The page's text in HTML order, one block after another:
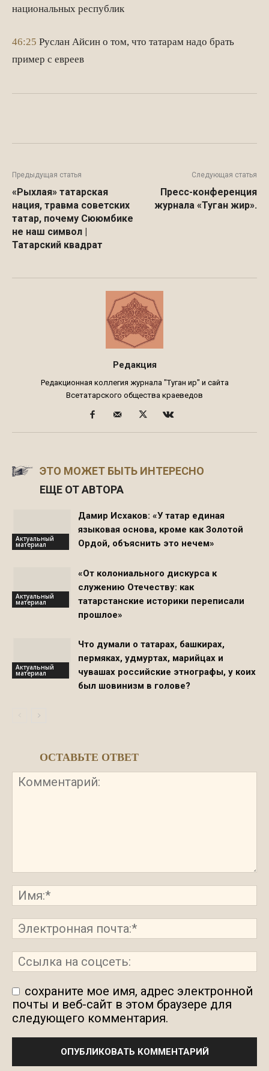
национальных республик
46:25 Руслан Айсин о том, что татарам надо брать
пример с евреев
Предыдущая статья
«Рыхлая» татарская
нация, травма советских
татар, почему Сююмбике
не наш символ |
Татарский квадрат
Следующая статья
Пресс-конференция
журнала «Туган жир».
Редакция
Редакционная коллегия журнала "Туган җир" и сайта
Всетатарского общества краеведов
ЭТО МОЖЕТ БЫТЬ ИНТЕРЕСНО
ЕЩЕ ОТ АВТОРА
Актуальный
материал
Дамир Исхаков: «У татар единая
языковая основа, кроме как Золотой
Ордой, объяснить это нечем»
Актуальный
материал
«От колониального дискурса к
служению Отечеству: как
татарстанские историки переписали
прошлое»
Актуальный
материал
Что думали о татарах, башкирах,
пермяках, удмуртах, марийцах и
чувашах российские этнографы, у коих
был шовинизм в голове?
ОСТАВЬТЕ ОТВЕТ
сохраните мое имя, адрес электронной
почты и веб-сайт в этом браузере для
следующего комментария.